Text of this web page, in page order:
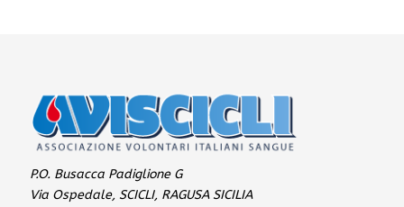
P.O. Busacca Padiglione G
Via Ospedale, SCICLI, RAGUSA SICILIA